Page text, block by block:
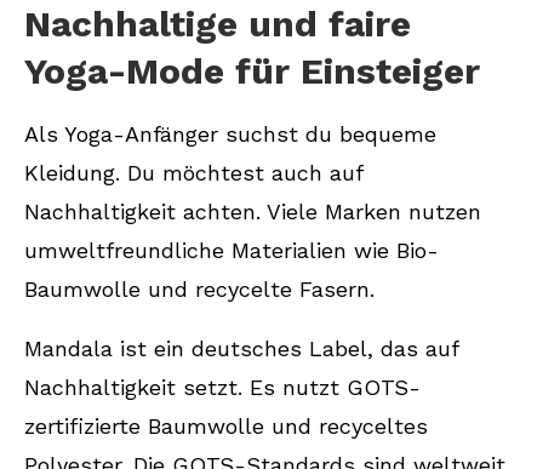
Nachhaltige und faire
Yoga-Mode für Einsteiger
Als Yoga-Anfänger suchst du bequeme
Kleidung. Du möchtest auch auf
Nachhaltigkeit achten. Viele Marken nutzen
umweltfreundliche Materialien wie Bio-
Baumwolle und recycelte Fasern.
Mandala ist ein deutsches Label, das auf
Nachhaltigkeit setzt. Es nutzt GOTS-
zertifizierte Baumwolle und recyceltes